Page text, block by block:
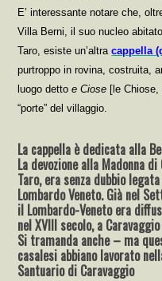
E’ interessante notare che,
Villa Berni, il suo nucleo
Taro, esiste un’altracappella
purtroppo in rovina, costruita,
luogo dettoe Ciose [le
“porte” del villaggio.
La cappella è dedicata alla
La devozione alla Madonna
Taro, era senza dubbio
Lombardo Veneto. Già nel
il Lombardo-Veneto era
nel XVIII secolo, a
Si tramanda anche – ma
casalesi abbiano lavorato
Santuario di Caravaggio